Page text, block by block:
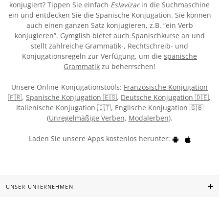
konjugiert? Tippen Sie einfach Eslavizarin die Suchmaschine
ein und entdecken Sie die Spanische Konjugation. Sie können
auch einen ganzen Satz konjugieren, z.B. “ein Verb
konjugieren”. Gymglish bietet auch Spanischkurse an und
stellt zahlreiche Grammatik-, Rechtschreib- und
Konjugationsregeln zur Verfügung, um die spanische
Grammatik zu beherrschen!
Unsere Online-Konjugationstools: Französische Konjugation
🇫🇷, Spanische Konjugation 🇪🇸, Deutsche Konjugation 🇩🇪,
Italienische Konjugation 🇮🇹, Englische Konjugation 🇬🇧
(Unregelmäßige Verben, Modalerben).
Laden Sie unsere Apps kostenlos herunter:
UNSER UNTERNEHMEN